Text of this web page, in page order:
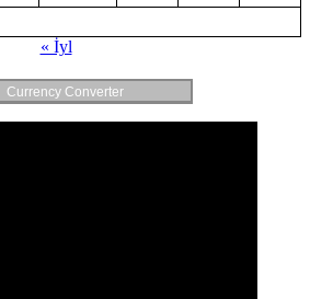
« İyl
Currency Converter